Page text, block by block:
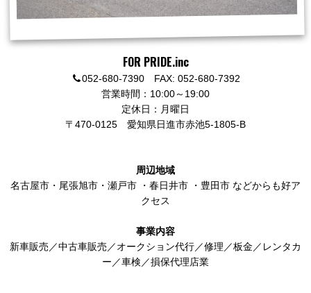
FOR PRIDE.inc
052-680-7390 FAX: 052-680-7392
営業時間：10:00～19:00
定休日：月曜日
〒470-0125 愛知県日進市赤池5-1805-B
周辺地域
名古屋市 ・ 尾張旭市 ・ 瀬戸市 ・ 春日井市 ・ 豊田市 などからも好ア
クセス
事業内容
新車販売／中古車販売／オークション代行／修理／板金／レンタカ
ー／車検／損保代理店業